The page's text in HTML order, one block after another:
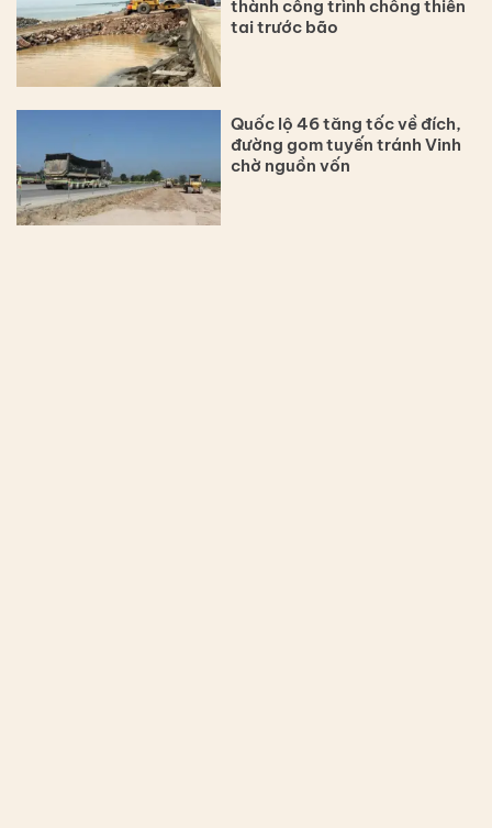
thành công trình chống thiên
tai trước bão
Quốc lộ 46 tăng tốc về đích,
đường gom tuyến tránh Vinh
chờ nguồn vốn